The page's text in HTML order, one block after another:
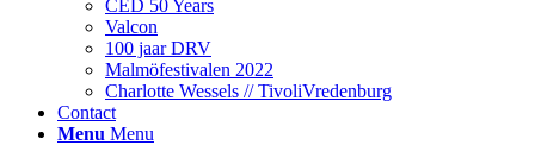
CED 50 Years
Valcon
100 jaar DRV
Malmöfestivalen 2022
Charlotte Wessels // TivoliVredenburg
Contact
Menu Menu